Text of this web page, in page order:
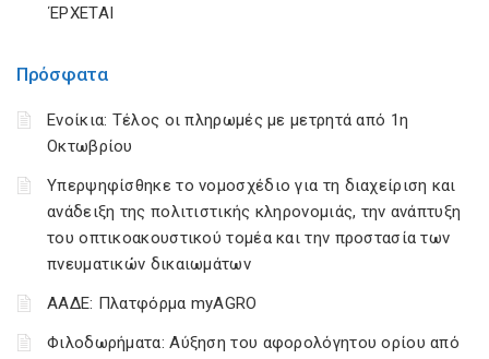
Πρόσφατα
Ενοίκια: Τέλος οι πληρωμές με μετρητά από 1η
Οκτωβρίου
Υπερψηφίσθηκε το νομοσχέδιο για τη διαχείριση και
ανάδειξη της πολιτιστικής κληρονομιάς, την ανάπτυξη
του οπτικοακουστικού τομέα και την προστασία των
πνευματικών δικαιωμάτων
ΑΑΔΕ: Πλατφόρμα myAGRO
Φιλοδωρήματα: Αύξηση του αφορολόγητου ορίου από
ΈΡΧΕΤΑΙ